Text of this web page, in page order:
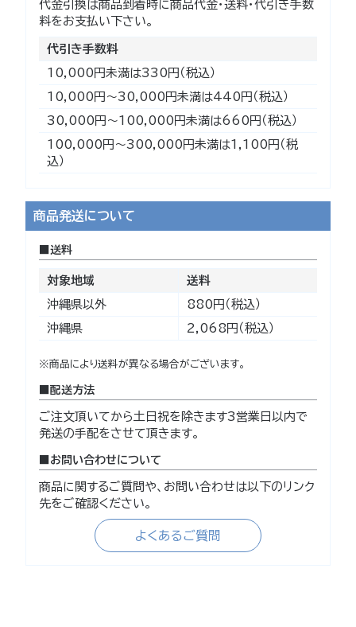
代金引換は商品到着時に商品代金・送料・代引き手数
料をお支払い下さい。
代引き手数料
10,000円未満は330円（税込）
10,000円～30,000円未満は440円（税込）
30,000円～100,000円未満は660円（税込）
100,000円～300,000円未満は1,100円（税
込）
商品発送について
送料
対象地域
送料
沖縄県以外
880円（税込）
沖縄県
2,068円（税込）
※商品により送料が異なる場合がございます。
配送方法
ご注文頂いてから土日祝を除きます3営業日以内で
発送の手配をさせて頂きます。
お問い合わせについて
商品に関するご質問や、お問い合わせは以下のリンク
先をご確認ください。
よくあるご質問